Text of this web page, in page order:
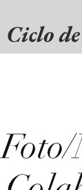
Ciclo